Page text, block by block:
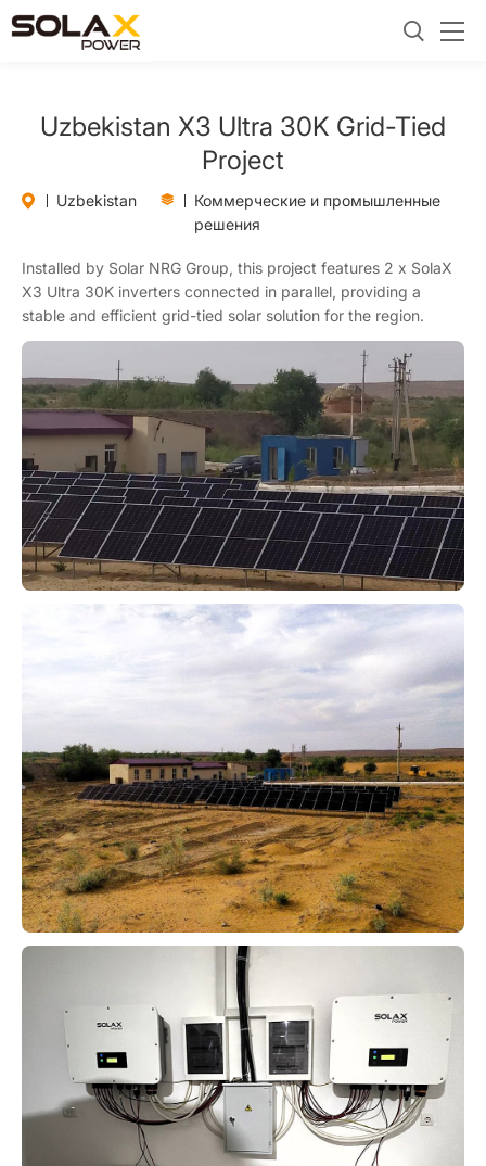
Uzbekistan X3 Ultra 30K Grid-Tied
Project
Uzbekistan
Коммерческие и промышленные
решения
Installed by Solar NRG Group, this project features 2 x SolaX
X3 Ultra 30K inverters connected in parallel, providing a
stable and efficient grid-tied solar solution for the region.